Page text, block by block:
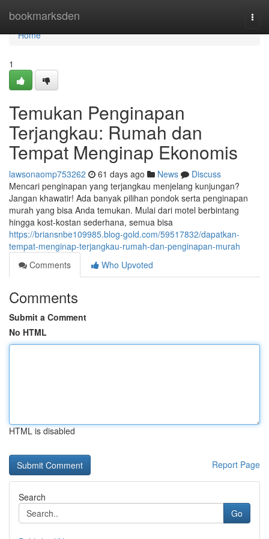
bookmarksden
Home
Home
1
Temukan Penginapan
Terjangkau: Rumah dan
Tempat Menginap Ekonomis
lawsonaomp753262 61 days ago News
Discuss
Mencari penginapan yang terjangkau menjelang kunjungan?
Jangan khawatir! Ada banyak pilihan pondok serta penginapan
murah yang bisa Anda temukan. Mulai dari motel berbintang
hingga kost-kostan sederhana, semua bisa
https://briansnbe109985.blog-gold.com/59517832/dapatkan-
tempat-menginap-terjangkau-rumah-dan-penginapan-murah
Comments
Who Upvoted
Comments
Submit a Comment
No HTML
HTML is disabled
Report Page
Search
Go